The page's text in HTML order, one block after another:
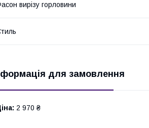
вирізу горловини
для замовлення
2 970 ₴